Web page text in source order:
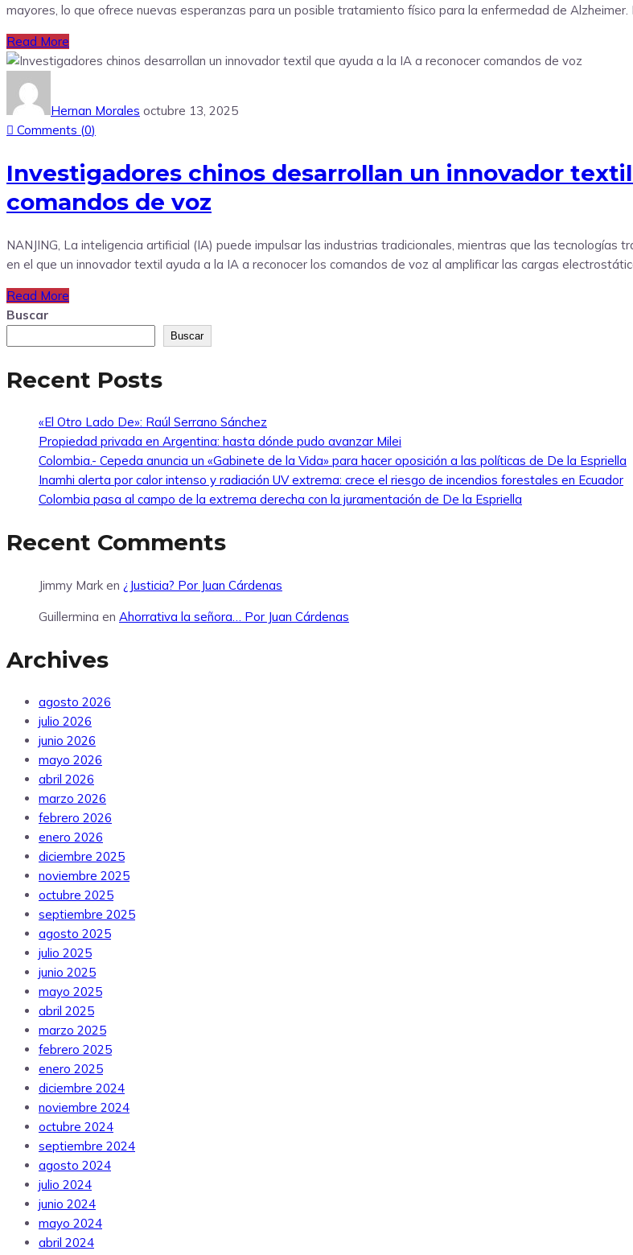
mayores, lo que ofrece nuevas esperanzas para un posible tratamiento físico para la enfermedad de
Read More
Hernan Morales octubre 13, 2025
Comments (0)
Investigadores chinos desarrollan un innovador
comandos de voz
NANJING, La inteligencia artificial (IA) puede impulsar las industrias tradicionales, mientras que las tecnologías
en el que un innovador textil ayuda a la IA a reconocer los comandos de voz al amplificar las cargas
Read More
Buscar
Buscar
Recent Posts
«El Otro Lado De»: Raúl Serrano Sánchez
Propiedad privada en Argentina: hasta dónde pudo avanzar Milei
Colombia.- Cepeda anuncia un «Gabinete de la Vida» para hacer oposición a las políticas de De la Espriella
Inamhi alerta por calor intenso y radiación UV extrema: crece el riesgo de incendios forestales en Ecuador
Colombia pasa al campo de la extrema derecha con la juramentación de De la Espriella
Recent Comments
Jimmy Mark en ¿Justicia? Por Juan Cárdenas
Guillermina en Ahorrativa la señora… Por Juan Cárdenas
Archives
agosto 2026
julio 2026
junio 2026
mayo 2026
abril 2026
marzo 2026
febrero 2026
enero 2026
diciembre 2025
noviembre 2025
octubre 2025
septiembre 2025
agosto 2025
julio 2025
junio 2025
mayo 2025
abril 2025
marzo 2025
febrero 2025
enero 2025
diciembre 2024
noviembre 2024
octubre 2024
septiembre 2024
agosto 2024
julio 2024
junio 2024
mayo 2024
abril 2024